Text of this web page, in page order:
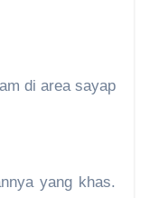
di area sayap
yang khas.